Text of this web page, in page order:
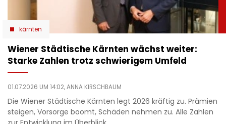
kärnten
Wiener Städtische Kärnten wächst weiter:
Starke Zahlen trotz schwierigem Umfeld
01.07.2026 UM 14:02,ANNA KIRSCHBAUM
Die Wiener Städtische Kärnten legt 2026 kräftig zu. Prämien
steigen, Vorsorge boomt, Schäden nehmen zu. Alle Zahlen